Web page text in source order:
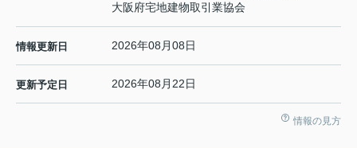
大阪府宅地建物取引業協会
情報更新日 2026年08月08日
更新予定日 2026年08月22日
情報の見方